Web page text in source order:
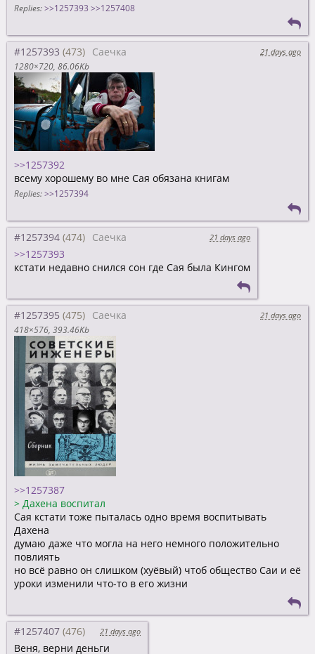
Replies: >>1257393 >>1257408
#1257393 Саечка
21 days ago
1280×720 86.06Kb
>>1257392
всему хорошему во мне Сая обязана книгам
Replies: >>1257394
#1257394 Саечка 21 days ago
>>1257393
кстати недавно снился сон где Сая была Кингом
#1257395 Саечка
21 days ago
418×576 393.46Kb
>>1257387
> Дахена воспитал
Сая кстати тоже пыталась одно время воспитывать
Дахена
думаю даже что могла на него немного положительно
повлиять
но всё равно он слишком (хуёвый) чтоб общество Саи и её
уроки изменили что-то в его жизни
#1257407 21 days ago
Веня, верни деньги